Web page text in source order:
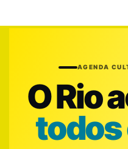
AGENDA
O Rio
todos